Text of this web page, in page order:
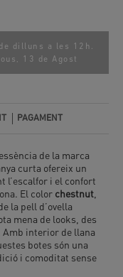
dilluns a les 12h.
13 de Agost
PAGAMENT
de la marca
curta ofereix un
l’escalfor i el confort
El color chestnut
la pell d’ovella
mena de looks, des
interior de llana
botes són una
i comoditat sense